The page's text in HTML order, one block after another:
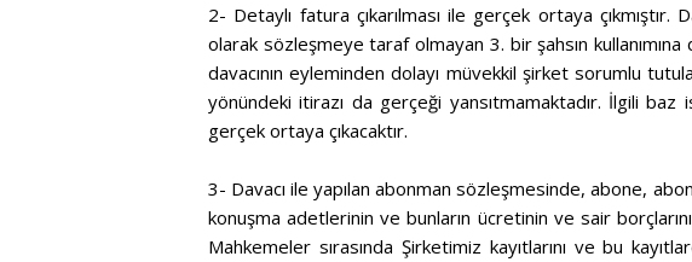
2- Detaylı fatura çıkarılması ile gerçek ortaya çıkmıştır.
olarak sözleşmeye taraf olmayan 3. bir şahsın
davacının eyleminden dolayı müvekkil şirket sorumlu
yönündeki itirazı da gerçeği yansıtmamaktadır. İlgili baz
gerçek ortaya çıkacaktır.
3- Davacı ile yapılan abonman sözleşmesinde, abone,
konuşma adetlerinin ve bunların ücretinin ve sair
Mahkemeler sırasında Şirketimiz kayıtlarını ve bu